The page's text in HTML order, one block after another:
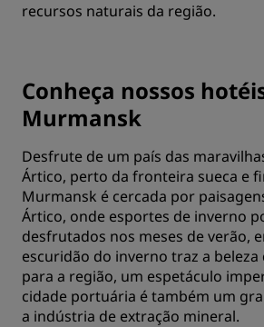
recursos naturais da região.
Conheça nossos
Murmansk
Desfrute de um país das
Ártico, perto da fronteira sueca e
Murmansk é cercada por
Ártico, onde esportes de inverno
desfrutados nos meses de verão,
escuridão do inverno traz a
para a região, um espetáculo
cidade portuária é também um
a indústria de extração mineral.